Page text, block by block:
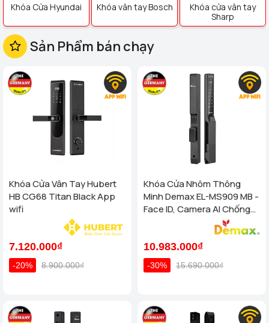
Khóa Cửa Hyundai Khóa vân tay Bosch
Khóa cửa vân tay
Sharp
Sản Phẩm bán chạy
Khóa Cửa Vân Tay Hubert
HB CG68 Titan Black App
wifi
7.120.000₫
-20% 8.900.000₫
Khóa Cửa Nhôm Thông
Minh Demax EL-MS909 MB -
Face ID, Camera AI Chống
Nước IP66 Cho Cửa Nhôm
10.983.000₫
-30% 15.690.000₫